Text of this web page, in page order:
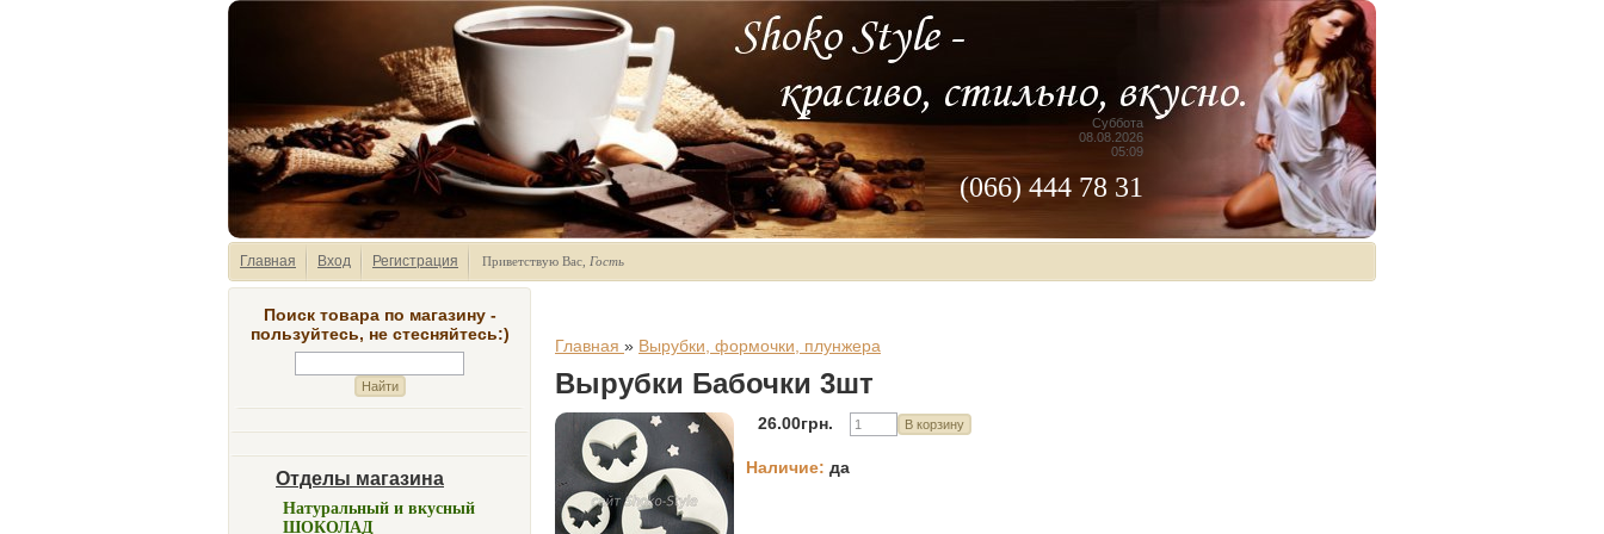
Суббота
08.08.2026
05:09
(066) 444 78 31
Главная Вход Регистрация Приветствую Вас Гость
Поиск товара по магазину -
пользуйтесь, не стесняйтесь:)
Отделы магазина
Натуральный и вкусный
ШОКОЛАД
Главная » Вырубки, формочки, плунжера
Вырубки Бабочки 3шт
26.00грн.
Наличие: да